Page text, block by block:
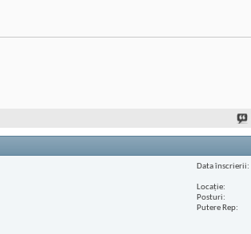
Data înscrierii
Locaţie
Posturi
Putere Rep